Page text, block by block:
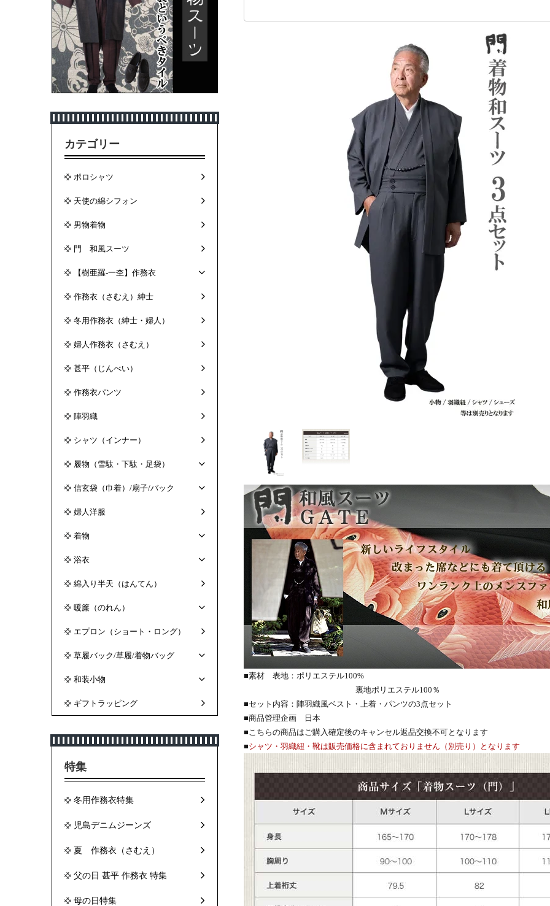
■素材 表地：ポリエステル100%
裏地ポリエステル100％
■セット内容：陣羽織風ベスト・上着・パンツの3点セット
■商品管理企画 日本
■こちらの商品はご購入確定後のキャンセル返品交換不可となります
■シャツ・羽織紐・靴は販売価格に含まれておりません（別売り）となります
カテゴリー
ポロシャツ
天使の綿シフォン
男物着物
門 和風スーツ
【樹亜羅-一杢】作務衣
作務衣（さむえ）紳士
冬用作務衣（紳士・婦人）
婦人作務衣（さむえ）
甚平（じんべい）
作務衣パンツ
陣羽織
シャツ（インナー）
履物（雪駄・下駄・足袋）
信玄袋（巾着）/扇子/バック
婦人洋服
着物
浴衣
綿入り半天（はんてん）
暖簾（のれん）
エプロン（ショート・ロング）
草履バック/草履/着物バッグ
和装小物
ギフトラッピング
特集
冬用作務衣特集
児島デニムジーンズ
夏 作務衣（さむえ）
父の日 甚平 作務衣 特集
母の日特集